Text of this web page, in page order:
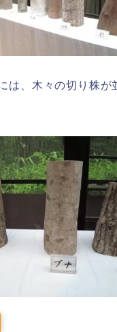
は、木々の切り株が